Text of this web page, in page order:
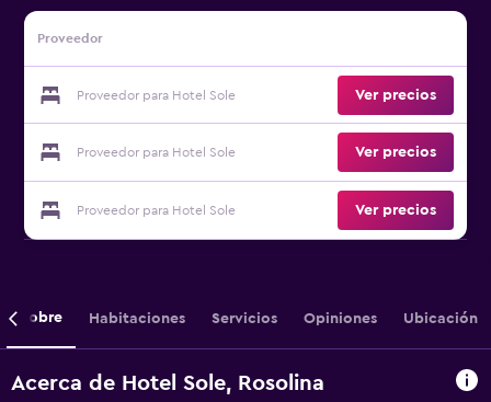
Proveedor
Proveedor para Hotel Sole Ver precios
Proveedor para Hotel Sole Ver precios
Proveedor para Hotel Sole Ver precios
Sobre Habitaciones Servicios Opiniones Ubicación
Acerca de Hotel Sole, Rosolina